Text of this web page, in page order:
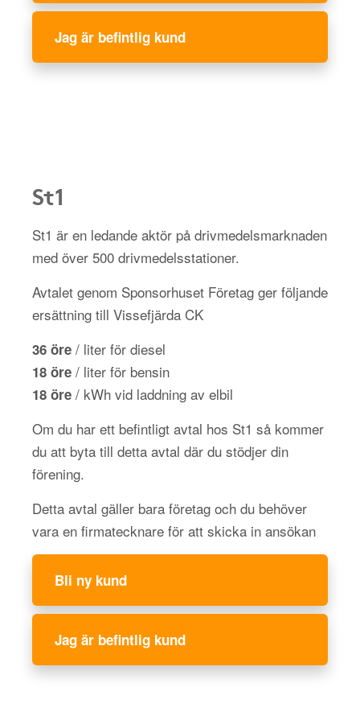
Jag är befintlig kund
St1
St1 är en ledande aktör på drivmedelsmarknaden
med över 500 drivmedelsstationer.
Avtalet genom Sponsorhuset Företag ger följande
ersättning till Vissefjärda CK
36 öre / liter för diesel
18 öre / liter för bensin
18 öre / kWh vid laddning av elbil
Om du har ett befintligt avtal hos St1 så kommer
du att byta till detta avtal där du stödjer din
förening.
Detta avtal gäller bara företag och du behöver
vara en firmatecknare för att skicka in ansökan
Bli ny kund
Jag är befintlig kund